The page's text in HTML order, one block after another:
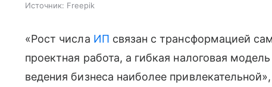
Источник: Freepik
«Рост числа ИП связан с трансформацией
проектная работа, а гибкая налоговая
ведения бизнеса наиболее